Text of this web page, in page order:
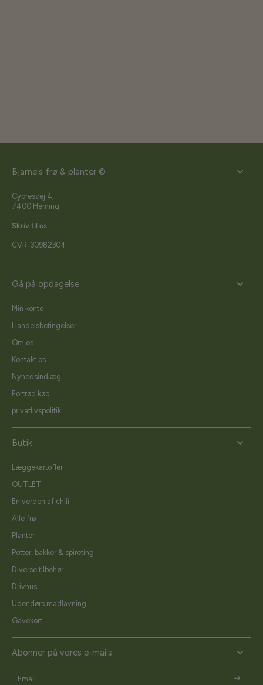
Bjarne's frø & planter ©
Cypresvej 4,
7400 Herning
Skriv til os
CVR: 30982304
Gå på opdagelse
Min konto
Handelsbetingelser
Om os
Kontakt os
Nyhedsindlæg
Fortrød køb
privatlivspolitik
Butik
Læggekartofler
OUTLET
En verden af chili
Alle frø
Planter
Potter, bakker & spireting
Diverse tilbehør
Drivhus
Udendørs madlavning
Gavekort
Abonner på vores e-mails
Email